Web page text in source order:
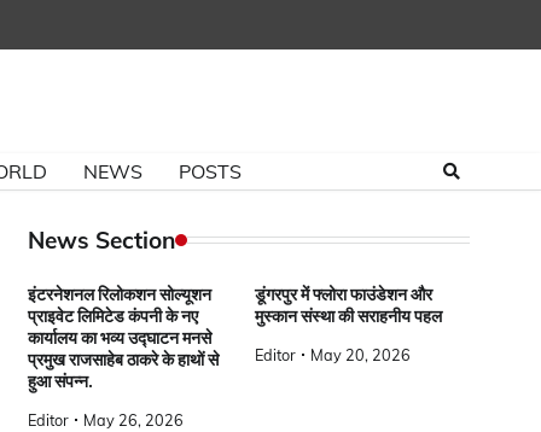
NEWS POSTS
News Section
इंटरनेशनल रिलोकशन सोल्यूशन
प्राइवेट लिमिटेड कंपनी के नए
कार्यालय का भव्य उद्घाटन मनसे
प्रमुख राजसाहेब ठाकरे के हाथों से
हुआ संपन्न.
Editor May 26, 2026
डूंगरपुर में फ्लोरा फाउंडेशन और
मुस्कान संस्था की सराहनीय पहल
Editor May 20, 2026